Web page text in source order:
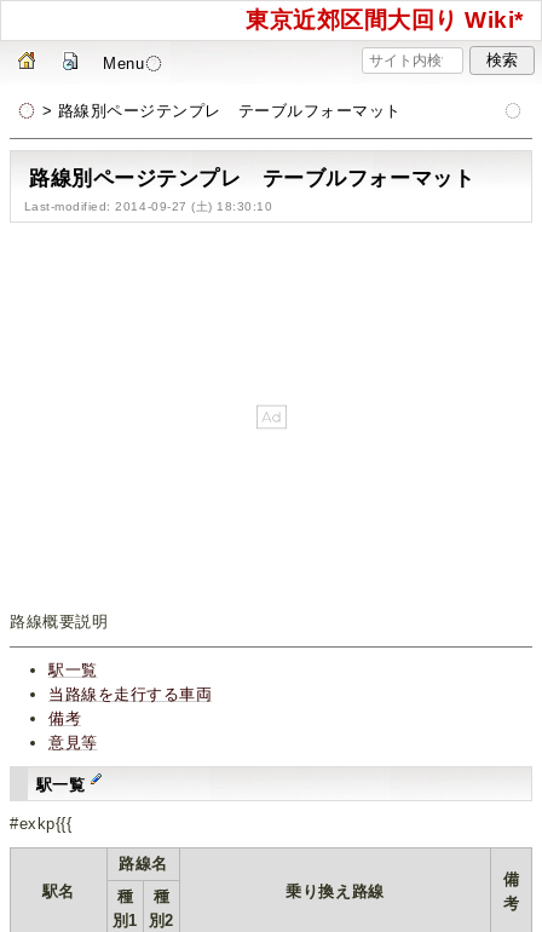
東京近郊区間大回り Wiki*
Menu
> 路線別ページテンプレ テーブルフォーマット
路線別ページテンプレ テーブルフォーマット
Last-modified: 2014-09-27 (土) 18:30:10
路線概要説明
駅一覧
当路線を走行する車両
備考
意見等
駅一覧
#exkp{{{
駅名
路線名
乗り換え路線
備
考
種
別1
種
別2